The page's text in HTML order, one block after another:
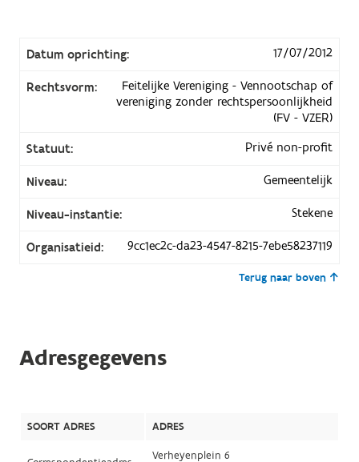
Datum oprichting: 17/07/2012
Rechtsvorm:
Feitelijke Vereniging - Vennootschap of
vereniging zonder rechtspersoonlijkheid
(FV - VZER)
Statuut:
Privé non-profit
Niveau: Gemeentelijk
Niveau-instantie: Stekene
Organisatieid: 9cc1ec2c-da23-4547-8215-7ebe58237119
Terug naar boven
Adresgegevens
SOORT ADRES ADRES
Verheyenplein 6